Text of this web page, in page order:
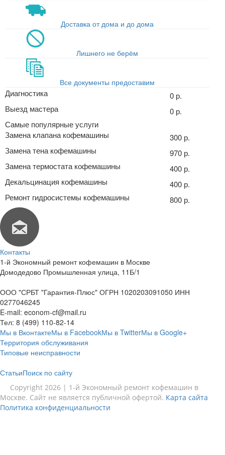
Доставка от дома и до дома
Лишнего не берём
Все документы предоставим
Диагностика
0 р.
Выезд мастера
0 р.
Самые популярные услуги
Замена клапана кофемашины
300 р.
Замена тена кофемашины
970 р.
Замена термостата кофемашины
400 р.
Декальцинация кофемашины
400 р.
Ремонт гидросистемы кофемашины
800 р.
Контакты
1-й Экономный ремонт кофемашин в Москве
Домодедово Промышленная улица, 11Б/1
ООО "СРБТ "Гарантия-Плюс" ОГРН 1020203091050 ИНН
0277046245
E-mail: econom-cf@mail.ru
Тел: 8 (499) 110-82-14
Мы в ВконтактеМы в FacebookМы в TwitterМы в Google+
Территория обслуживания
Типовые неисправности
СтатьиПоиск по сайту
Copyright 2026 | 1-й Экономный ремонт кофемашин в
Москве. Сайт не является публичной офертой. Карта сайта
Политика конфиденциальности